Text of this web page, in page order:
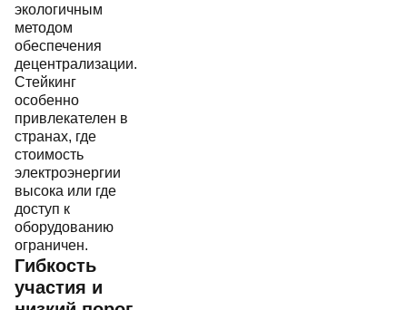
экологичным
методом
обеспечения
децентрализации.
Стейкинг
особенно
привлекателен в
странах, где
стоимость
электроэнергии
высока или где
доступ к
оборудованию
ограничен.
Гибкость
участия и